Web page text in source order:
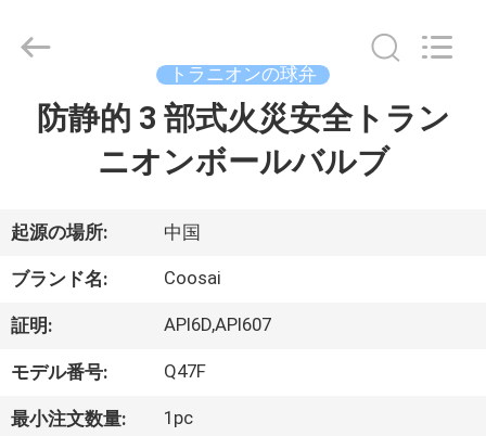
製
品
わ
た
Copyright
COOSAI
トラニオンの球弁
防静的 3 部式火災安全トラン
ニオンボールバルブ
起源の場所: 中国
ブランド名: Coosai
証明: API6D,API607
モデル番号: Q47F
最小注文数量: 1pc